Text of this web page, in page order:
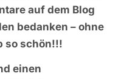
auf dem Blog
bedanken – ohne
so schön!!!
einen